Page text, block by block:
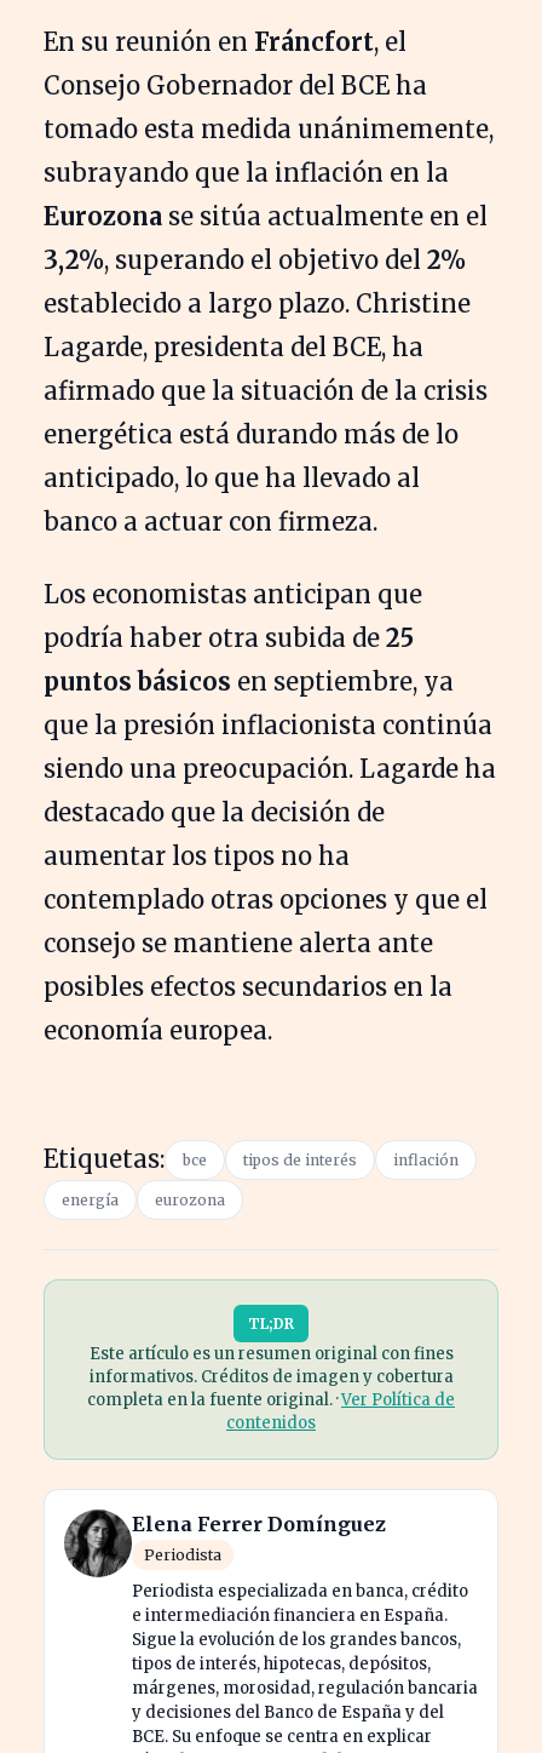
En su reunión en Fráncfort, el
Consejo Gobernador del BCE ha
tomado esta medida unánimemente,
subrayando que la inflación en la
Eurozona se sitúa actualmente en el
3,2%, superando el objetivo del 2%
establecido a largo plazo. Christine
Lagarde, presidenta del BCE, ha
afirmado que la situación de la crisis
energética está durando más de lo
anticipado, lo que ha llevado al
banco a actuar con firmeza.
Los economistas anticipan que
podría haber otra subida de 25
puntos básicos en septiembre, ya
que la presión inflacionista continúa
siendo una preocupación. Lagarde ha
destacado que la decisión de
aumentar los tipos no ha
contemplado otras opciones y que el
consejo se mantiene alerta ante
posibles efectos secundarios en la
economía europea.
Etiquetas: bce tipos de interés inflación
energía eurozona
TL;DR
Este artículo es un resumen original con fines
informativos. Créditos de imagen y cobertura
completa en la fuente original. ·Ver Política de
contenidos
Elena Ferrer Domínguez
Periodista
Periodista especializada en banca, crédito
e intermediación financiera en España.
Sigue la evolución de los grandes bancos,
tipos de interés, hipotecas, depósitos,
márgenes, morosidad, regulación bancaria
y decisiones del Banco de España y del
BCE. Su enfoque se centra en explicar